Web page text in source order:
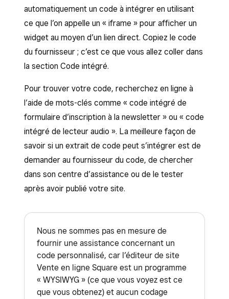
automatiquement un code à intégrer en utilisant
ce que l’on appelle un « iframe » pour afficher un
widget au moyen d’un lien direct. Copiez le code
du fournisseur ; c’est ce que vous allez coller dans
la section Code intégré.
Pour trouver votre code, recherchez en ligne à
l’aide de mots-clés comme « code intégré de
formulaire d’inscription à la newsletter » ou « code
intégré de lecteur audio ». La meilleure façon de
savoir si un extrait de code peut s’intégrer est de
demander au fournisseur du code, de chercher
dans son centre d’assistance ou de le tester
après avoir publié votre site.
Nous ne sommes pas en mesure de
fournir une assistance concernant un
code personnalisé, car l’éditeur de site
Vente en ligne Square est un programme
« WYSIWYG » (ce que vous voyez est ce
que vous obtenez) et aucun codage